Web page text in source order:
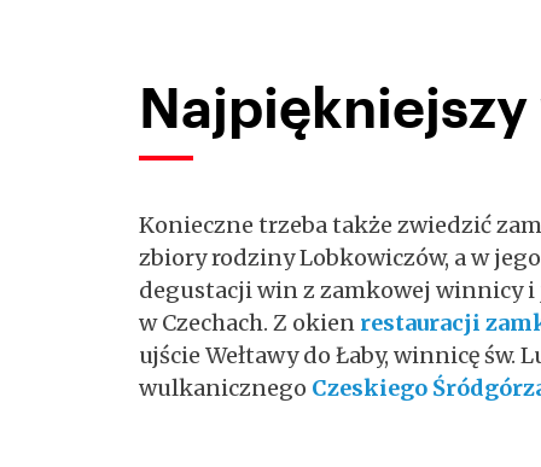
Konieczne trzeba także zwiedzić
zbiory rodziny Lobkowiczów, a w
degustacji win z zamkowej winnicy
w Czechach. Z okien restauracji
ujście Wełtawy do Łaby, winnicę św.
wulkanicznego Czeskiego